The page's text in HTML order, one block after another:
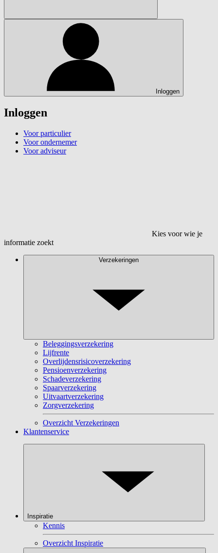
Inloggen
Inloggen
Voor particulier
Voor ondernemer
Voor adviseur
Kies voor wie je
informatie zoekt
Verzekeringen
Beleggingsverzekering
Lijfrente
Overlijdensrisicoverzekering
Pensioenverzekering
Schadeverzekering
Spaarverzekering
Uitvaartverzekering
Zorgverzekering
Overzicht Verzekeringen
Klantenservice
Inspiratie
Kennis
Overzicht Inspiratie